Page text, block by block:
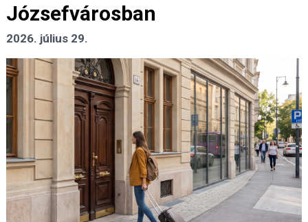
Józsefvárosban
2026. július 29.